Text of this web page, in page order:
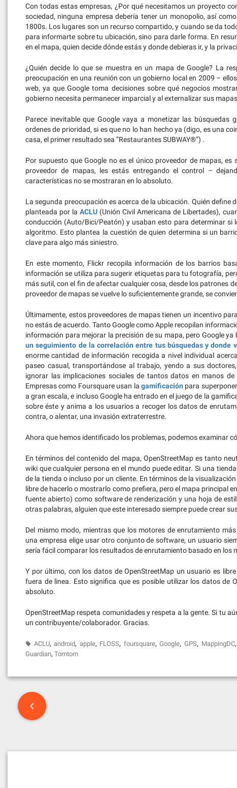
Con todas estas empresas, ¿Por qué necesitamos un proyecto
sociedad, ninguna empresa debería tener un monopolio, así
1800s. Los lugares son un recurso compartido, y cuando se da
para informarte sobre tu ubicación, sino para darle forma. En
en el mapa, quien decide dónde estás y donde debieras ir, y la
¿Quién decide lo que se muestra en un mapa de Google? La
preocupación en una reunión con un gobierno local en 2009 –
web, ya que Google toma decisiones sobre qué negocios
gobierno necesita permanecer imparcial y al externalizar sus
Parece inevitable que Google vaya a monetizar las
ordenes de prioridad, si es que no lo han hecho ya (digo, es una
casa, el primer resultado sea ”Restaurantes SUBWAY®”) .
Por supuesto que Google no es el único proveedor de mapas,
proveedor de mapas, les estás entregando el control –
características no se mostraran en lo absoluto.
La segunda preocupación es acerca de la ubicación. Quién
planteada por laACLU (Unión Civil Americana de Libertades),
conducción (Auto/Bici/Peatón) y usaban esto para determinar si
algoritmo. Esto plantea la cuestión de quien determina si un
clave para algo más siniestro.
En este momento, Flickr recopila información de los barrios
información se utiliza para sugerir etiquetas para tu fotografía,
más sutil, con el fin de afectar cualquier cosa, desde los patrones
proveedor de mapas se vuelve lo suficientemente grande, se
Últimamente, estos proveedores de mapas tienen un incentivo
no estás de acuerdo. Tanto Google como Apple recopilan
información para mejorar la precisión de su mapa, pero Google
un seguimiento de la correlación entre tus búsquedas y donde
enorme cantidad de información recogida a nivel individual
paseo casual, transportándose al trabajo, yendo a sus
ignorar las implicaciones sociales de tantos datos en manos
Empresas como Foursquare usan lagamificación para
a gran escala, e incluso Google ha entrado en el juego de la
sobre éste y anima a los usuarios a recoger los datos de
contra, o alentar, una invasión extraterrestre.
Ahora que hemos identificado los problemas, podemos examinar
En términos del contenido del mapa, OpenStreetMap es tanto
wiki que cualquier persona en el mundo puede editar. Si una
de la tienda o incluso por un cliente. En términos de la
libre de hacerlo o mostrarlo como prefiera, pero el mapa principal
fuente abierto) como software de renderización y una hoja de
otras palabras, alguien que este interesado siempre puede crear
Del mismo modo, mientras que los motores de enrutamiento
una empresa elige usar otro conjunto de software, un usuario
sería fácil comparar los resultados de enrutamiento basado en los
Y por último, con los datos de OpenStreetMap un usuario es
fuera de linea. Esto significa que es posible utilizar los datos de
absoluto.
OpenStreetMap respeta comunidades y respeta a la gente. Si tu
un contribuyente/colaborador. Gracias.
ACLU,android, apple, FLOSS, foursquare,Google, GPS, MappingDC,
Guardian, Tomtom
Post
navigation